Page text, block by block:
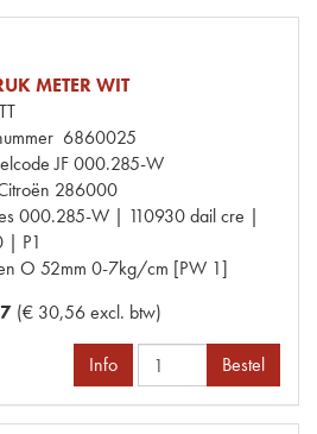
METER WIT
TT
6860025
JF000.285-W
286000
000.285-W | 110930 dail cre |
| P1
O 52mm 0-7kg/cm [PW 1]
(€ 30,56 excl. btw)
Info Bestel